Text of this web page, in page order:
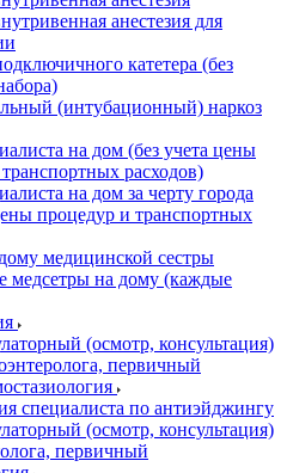
анестезия для
катетера (без
(интубационный) наркоз
на дом (без учета цены
расходов)
на дом за черту города
процедур и транспортных
медицинской сестры
медсетры на дому (каждые
(осмотр, консультация)
первичный
специалиста по антиэйджингу
(осмотр, консультация)
первичный